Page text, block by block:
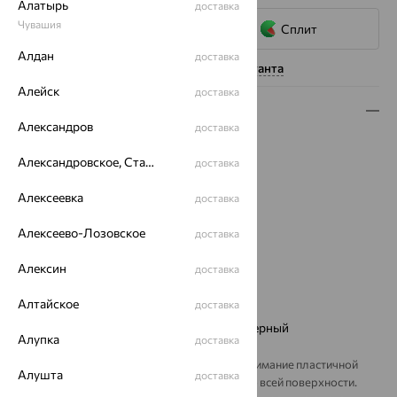
Сплит
Нужна помощь консультанта
Металл:Золото
Проба:585
Страна происхождения:
Бренд:EFREMOV
Вес металла:
Зеленый, Черный
Брошь из золота с фианитами привлекает внимание пластичной
змеевидной формой и ажурным рисунком по всей поверхности.
Алатырь
Чувашия
доставка
Алдан доставка
Алейск доставка
Александров доставка
Александровское, Ставропольский край доставка
Алексеевка доставка
Алексеево-Лозовское доставка
Алексин доставка
Алтайское доставка
Алупка доставка
Алушта доставка